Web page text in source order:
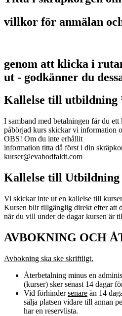
villkor för anmälan
genom att klicka i
ut - godkänner du
Kallelse till utbildning
I samband med betalningen får du
påbörjad kurs skickar vi information
OBS! Om du inte erhållit
information titta då först i din
kurser@evabodfaldt.com
Kallelse till Utbildning
Vi skickarinte ut en kallelse till
Kursen blir tillgänglig direkt efter att
när du vill under de dagar kursen är
AVBOKNING OCH
Avbokning ska ske skriftligt.
Återbetalning minus en
(kurser) sker senast 14 dagar
Vid förhindersenare än 14
sälja platsen vidare till annan
har en reservlista.